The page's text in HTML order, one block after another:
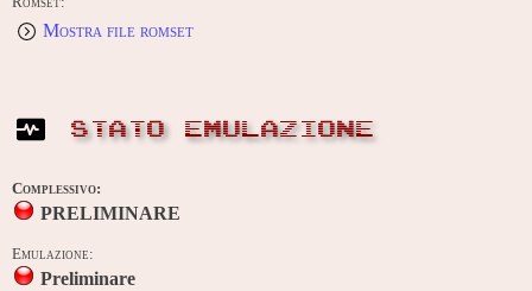
Mostra file romset
STATO EMULAZIONE
Complessivo:
PRELIMINARE
Emulazione:
Preliminare